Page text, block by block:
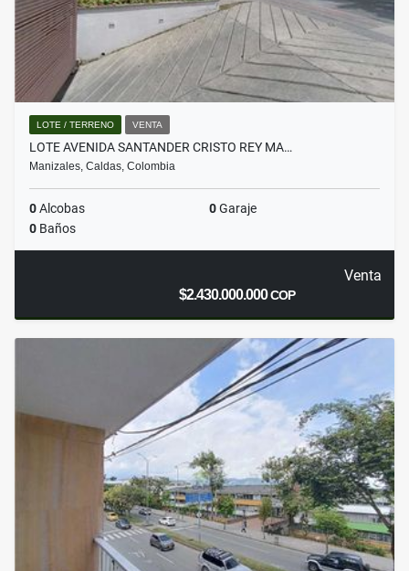
LOTE / TERRENO VENTA
LOTE AVENIDA SANTANDER CRISTO REY MA…
Manizales, Caldas, Colombia
0Alcobas 0Garaje
0 Baños
Venta
$2.430.000.000COP